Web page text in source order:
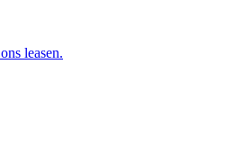
leasen.